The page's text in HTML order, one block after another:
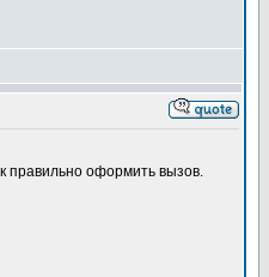
правильно оформить вызов.